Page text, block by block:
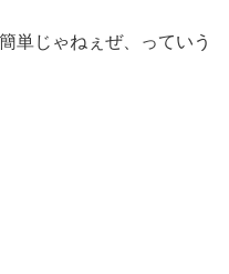
単じゃねぇぜ、っていう